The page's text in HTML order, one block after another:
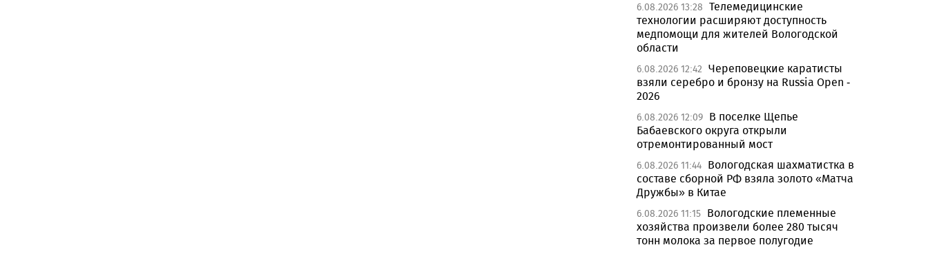
6.08.2026 13:28 Телемедицинские
технологии расширяют доступность
медпомощи для жителей Вологодской
области
6.08.2026 12:42 Череповецкие каратисты
взяли серебро и бронзу на Russia Open -
2026
6.08.2026 12:09 В поселке Щепье
Бабаевского округа открыли
отремонтированный мост
6.08.2026 11:44 Вологодская шахматистка в
составе сборной РФ взяла золото «Матча
Дружбы» в Китае
6.08.2026 11:15 Вологодские племенные
хозяйства произвели более 280 тысяч
тонн молока за первое полугодие